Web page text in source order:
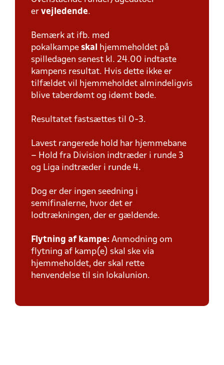
er vejledende.
Bemærk at ifb. med
pokalkampe skal
hjemmeholdet på
spilledagen senest kl. 24.00 indtaste
kampens resultat. Hvis dette ikke er
tilfældet vil hjemmeholdet almindeligvis
blive taberdømt og idømt bøde.
Resultatet fastsættes til 0-3.
Lavest rangerede hold har hjemmebane
– Hold fra Division indtræder i runde 3
og Liga indtræder i runde 4.
Dog er der ingen seedning i
semifinalerne, hvor det er
lodtrækningen, der er gældende.
Flytning af kampe: Anmodning om
flytning af kamp(e) skal ske via
hjemmeholdet, der skal rette
henvendelse til sin lokalunion.